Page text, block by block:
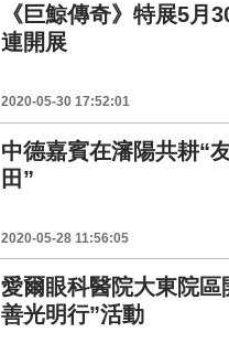
《巨鯨傳奇》特展5月
連開展
2020-05-30 17:52:01
中德嘉賓在瀋陽共耕“
田”
2020-05-28 11:56:05
愛爾眼科醫院大東院區
善光明行”活動